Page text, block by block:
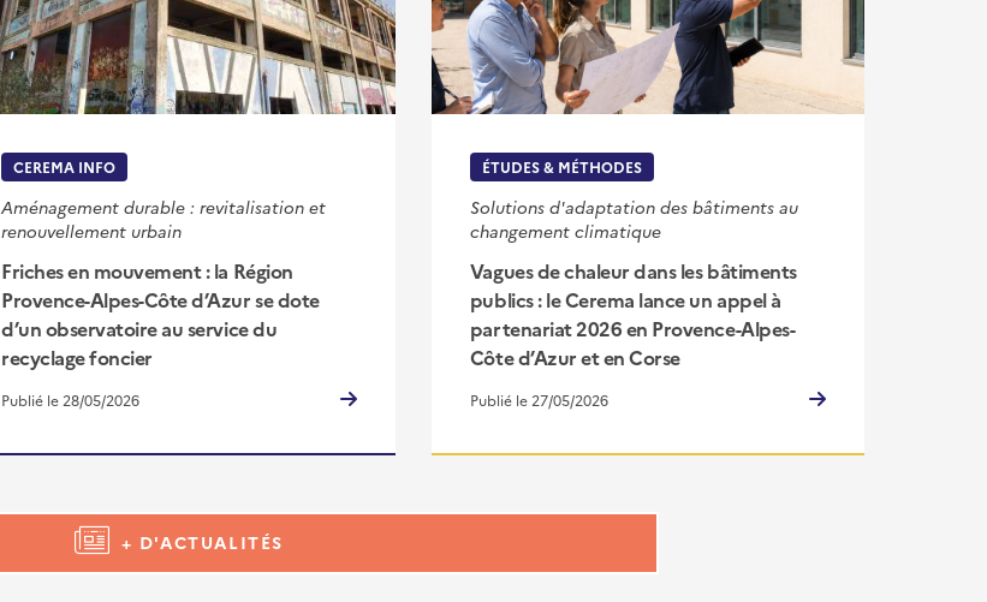
CEREMA INFO
Aménagement durable : revitalisation et
renouvellement urbain
Friches en mouvement : la Région
Provence-Alpes-Côte d’Azur se dote
d’un observatoire au service du
recyclage foncier
Publié le 28/05/2026
ÉTUDES & MÉTHODES
Solutions d'adaptation des bâtiments au
changement climatique
Vagues de chaleur dans les bâtiments
publics : le Cerema lance un appel à
partenariat 2026 en Provence-Alpes-
Côte d’Azur et en Corse
Publié le 27/05/2026
+ D'ACTUALITÉS